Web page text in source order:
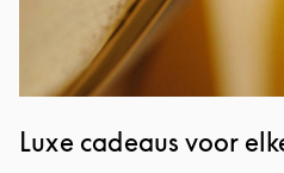
Luxe cadeaus voor